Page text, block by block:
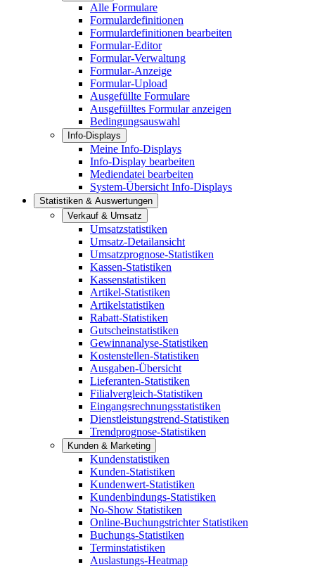
Alle Formulare
Formulardefinitionen
Formulardefinitionen bearbeiten
Formular-Editor
Formular-Verwaltung
Formular-Anzeige
Formular-Upload
Ausgefüllte Formulare
Ausgefülltes Formular anzeigen
Bedingungsauswahl
Info-Displays
Meine Info-Displays
Info-Display bearbeiten
Mediendatei bearbeiten
System-Übersicht Info-Displays
Statistiken & Auswertungen
Verkauf & Umsatz
Umsatzstatistiken
Umsatz-Detailansicht
Umsatzprognose-Statistiken
Kassen-Statistiken
Kassenstatistiken
Artikel-Statistiken
Artikelstatistiken
Rabatt-Statistiken
Gutscheinstatistiken
Gewinnanalyse-Statistiken
Kostenstellen-Statistiken
Ausgaben-Übersicht
Lieferanten-Statistiken
Filialvergleich-Statistiken
Eingangsrechnungsstatistiken
Dienstleistungstrend-Statistiken
Trendprognose-Statistiken
Kunden & Marketing
Kundenstatistiken
Kunden-Statistiken
Kundenwert-Statistiken
Kundenbindungs-Statistiken
No-Show Statistiken
Online-Buchungstrichter Statistiken
Buchungs-Statistiken
Terminstatistiken
Auslastungs-Heatmap